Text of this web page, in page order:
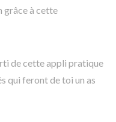
grâce à cette
de cette appli pratique
qui feront de toi un as